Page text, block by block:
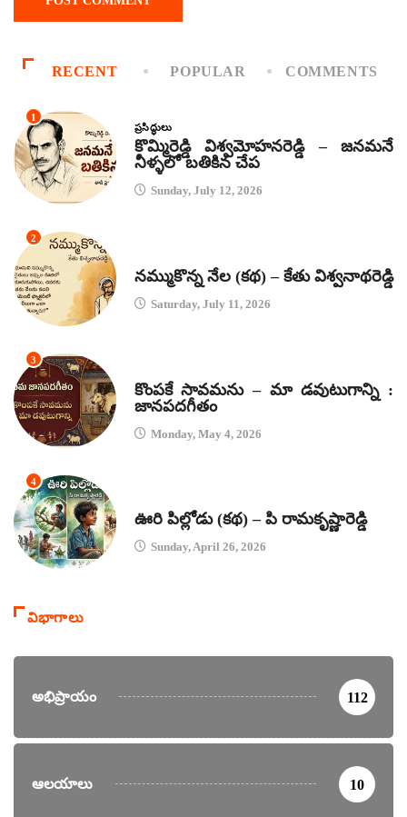
RECENT POPULAR COMMENTS
1
ప్రసిద్ధులు
కొమ్మిరెడ్డి విశ్వమోహనరెడ్డి – జనమనే
నీళ్ళలో బతికిన చేప
Sunday, July 12, 2026
2
నమ్ముకొన్న నేల (కథ) – కేతు విశ్వనాథరెడ్డి
Saturday, July 11, 2026
3
కొంపకే సావమను – మా డవుటుగాన్ని :
జానపదగీతం
Monday, May 4, 2026
4
ఊరి పిల్లోడు (కథ) – పి రామకృష్ణారెడ్డి
Sunday, April 26, 2026
విభాగాలు
అభిప్రాయం 112
ఆలయాలు 10